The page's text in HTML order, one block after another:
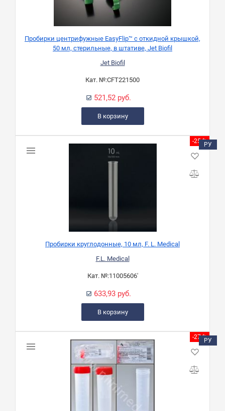
Пробирки центрифужные EasyFlip™ с откидной крышкой,
50 мл, стерильные, в штативе, Jet Biofil
Jet Biofil
Кат. №:CFT221500
521,52 руб.
В корзину
-25 %РУ
Пробирки круглодонные, 10 мл, F. L. Medical
F.L. Medical
Кат. №:11005606'
633,93 руб.
В корзину
-27 %РУ